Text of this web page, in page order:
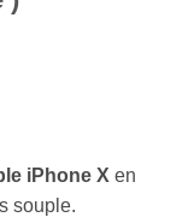
iPhone X en
souple.